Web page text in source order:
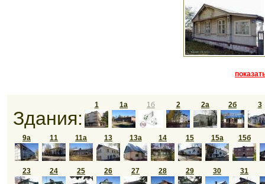
Здания:
1 1а 1б 2 2а 2б 3
9а 11 11а 13 13а 14 15 15а 15б
23 24 25 26 27 28 29 30 31